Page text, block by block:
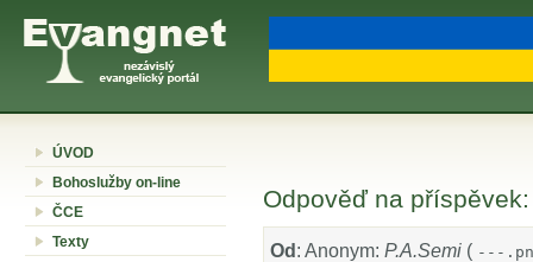
ÚVOD
Bohoslužby on-line
ČCE
Texty
Odpověď na
Od : Anonym: P.A.Semi ( ---